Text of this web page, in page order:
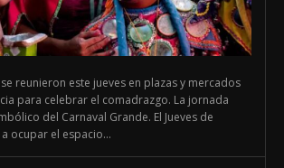
reunieron este jueves en plazas y mercados
para celebrar el comadrazgo. La jornada
del Carnaval Grande. El Jueves de
ocupar el espacio...